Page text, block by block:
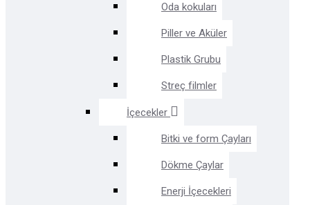
Oda kokuları
Piller ve Aküler
Plastik Grubu
Streç filmler
İçecekler
Bitki ve form Çayları
Dökme Çaylar
Enerji İçecekleri